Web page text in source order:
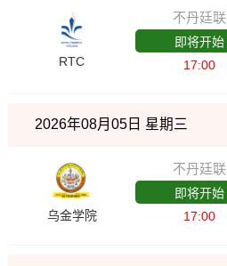
RTC
不丹廷联
即将开始
17:00
2026年08月05日 星期三
乌金学院
不丹廷联
即将开始
17:00